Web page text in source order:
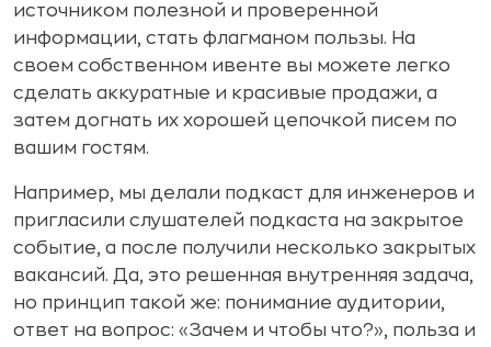
источником полезной и проверенной
информации, стать флагманом пользы. На
своем собственном ивенте вы можете легко
сделать аккуратные и красивые продажи, а
затем догнать их хорошей цепочкой писем по
вашим гостям.
Например, мы делали подкаст для инженеров и
пригласили слушателей подкаста на закрытое
событие, а после получили несколько закрытых
вакансий. Да, это решенная внутренняя задача,
но принцип такой же: понимание аудитории,
ответ на вопрос: «Зачем и чтобы что?», польза и